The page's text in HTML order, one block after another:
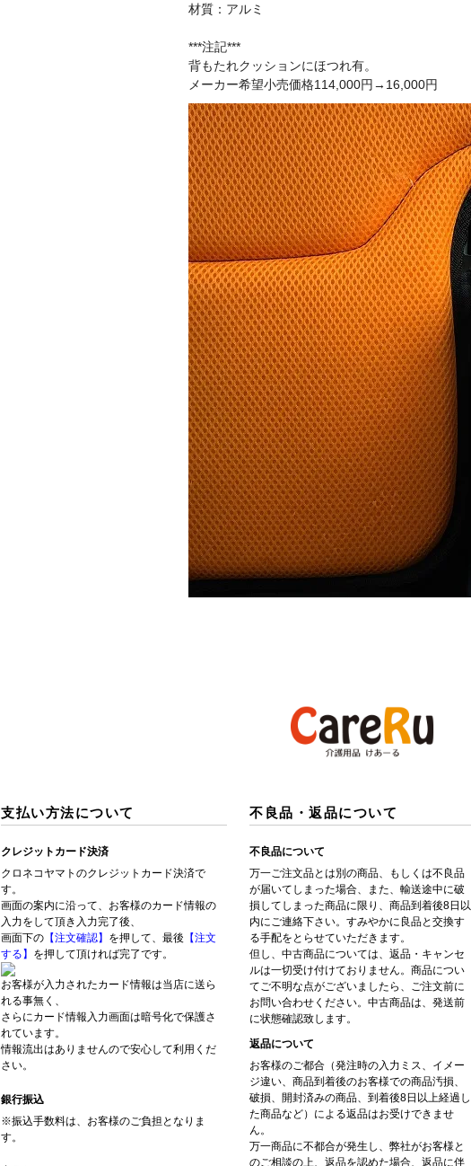
材質：アルミ
***注記***
背もたれクッションにほつれ有。
メーカー希望小売価格114,000円→16,000円
支払い方法について
クレジットカード決済
クロネコヤマトのクレジットカード決済で
す。
画面の案内に沿って、お客様のカード情報の
入力をして頂き入力完了後、
画面下の 【注文確認】 を押して、最後 【注文
する】 を押して頂ければ完了です。
お客様が入力されたカード情報は当店に送ら
れる事無く、
さらにカード情報入力画面は暗号化で保護さ
れています。
情報流出はありませんので安心して利用くだ
さい。
銀行振込
※振込手数料は、お客様のご負担となりま
す。
不良品・返品について
不良品について
万一ご注文品とは別の商品、もしくは不良品
が届いてしまった場合、また、輸送途中に破
損してしまった商品に限り、商品到着後8日以
内にご連絡下さい。すみやかに良品と交換す
る手配をとらせていただきます。
但し、中古商品については、返品・キャンセ
ルは一切受け付けておりません。商品につい
てご不明な点がございましたら、ご注文前に
お問い合わせください。中古商品は、発送前
に状態確認致します。
返品について
お客様のご都合（発注時の入力ミス、イメー
ジ違い、商品到着後のお客様での商品汚損、
破損、開封済みの商品、到着後8日以上経過し
た商品など）による返品はお受けできませ
ん。
万一商品に不都合が発生し、弊社がお客様と
のご相談の上、返品を認めた場合、返品に伴